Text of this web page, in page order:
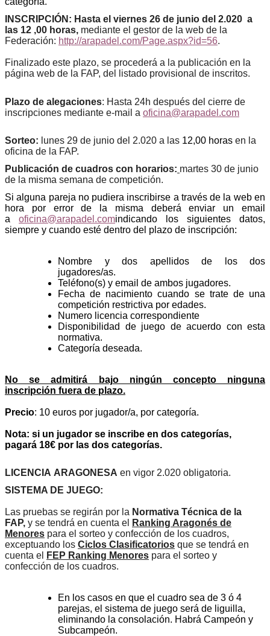
INSCRIPCIÓN: Hasta el viernes 26 de junio del 2.020 a
las 12 ,00 horas, mediante el gestor de la web de la
Federación: http://arapadel.com/Page.aspx?id=56.
Finalizado este plazo, se procederá a la publicación en la
página web de la FAP, del listado provisional de inscritos.
Plazo de alegaciones: Hasta 24h después del cierre de
inscripciones mediante e-mail a oficina@arapadel.com
Sorteo: lunes 29 de junio del 2.020 a las 12,00 horas en la
oficina de la FAP.
Publicación de cuadros con horarios: martes 30 de junio
de la misma semana de competición.
Si alguna pareja no pudiera inscribirse a través de la web en
hora por error de la misma deberá enviar un email
a oficina@arapadel.comindicando los siguientes datos,
siempre y cuando esté dentro del plazo de inscripción:
Nombre y dos apellidos de los dos
jugadores/as.
Teléfono(s) y email de ambos jugadores.
Fecha de nacimiento cuando se trate de una
competición restrictiva por edades.
Numero licencia correspondiente
Disponibilidad de juego de acuerdo con esta
normativa.
Categoría deseada.
No se admitirá bajo ningún concepto ninguna
inscripción fuera de plazo.
Precio: 10 euros por jugador/a, por categoría.
Nota: si un jugador se inscribe en dos categorías,
pagará 18€ por las dos categorías.
LICENCIA ARAGONESA en vigor 2.020 obligatoria.
SISTEMA DE JUEGO:
Las pruebas se regirán por la Normativa Técnica de la
FAP, y se tendrá en cuenta el
Ranking Aragonés de
Menores para el sorteo y confección de los cuadros,
exceptuando los Ciclos Clasificatorios que se tendrá en
cuenta el
FEP Ranking Menores para el sorteo y
confección de los cuadros.
En los casos en que el cuadro sea de 3 ó 4
parejas, el sistema de juego será de liguilla,
eliminando la consolación. Habrá Campeón y
Subcampeón.